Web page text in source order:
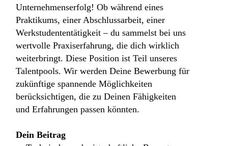
Unternehmenserfolg! Ob während eines
Praktikums, einer Abschlussarbeit, einer
Werkstudententätigkeit – du sammelst bei uns
wertvolle Praxiserfahrung, die dich wirklich
weiterbringt. Diese Position ist Teil unseres
Talentpools. Wir werden Deine Bewerbung für
zukünftige spannende Möglichkeiten
berücksichtigen, die zu Deinen Fähigkeiten
und Erfahrungen passen könnten.
Dein Beitrag